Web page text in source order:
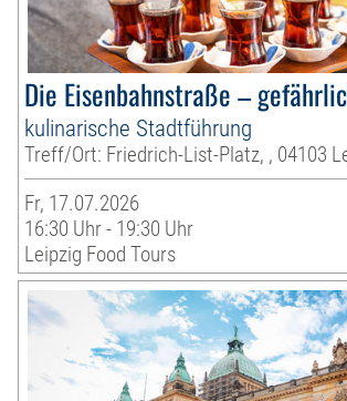
Die Eisenbahnstraße –
kulinarische Stadtführung
Treff/Ort: Friedrich-List-Platz, , 04103
Fr, 17.07.2026
16:30 Uhr - 19:30 Uhr
Leipzig Food Tours